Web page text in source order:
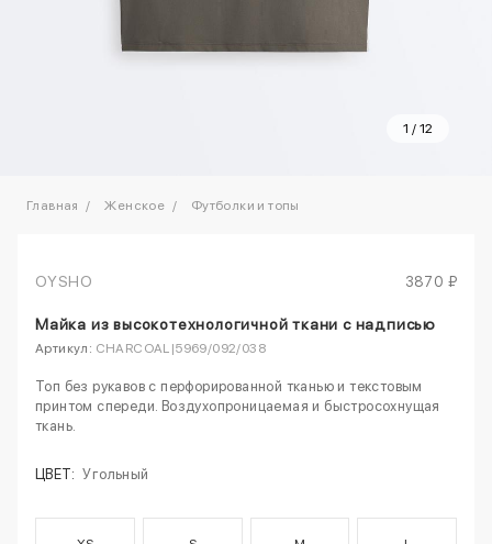
1 / 12
Главная Женское Футболки и топы
OYSHO 3870 ₽
Майка из высокотехнологичной ткани с надписью
Артикул: CHARCOAL|5969/092/038
Топ без рукавов с перфорированной тканью и текстовым
принтом спереди. Воздухопроницаемая и быстросохнущая
ткань.
ЦВЕТ: Угольный